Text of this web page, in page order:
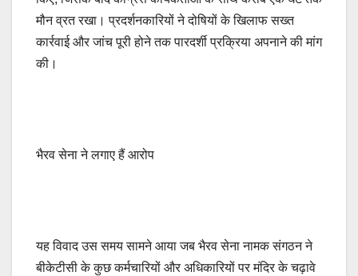
मौन व्रत रखा। प्रदर्शनकारियों ने दोषियों के खिलाफ सख्त
कार्रवाई और जांच पूरी होने तक पारदर्शी प्रक्रिया अपनाने की मांग
की।
भैरव सेना ने लगाए हैं आरोप
यह विवाद उस समय सामने आया जब भैरव सेना नामक संगठन ने
बीकेटीसी के कुछ कर्मचारियों और अधिकारियों पर मंदिर के चढ़ावे